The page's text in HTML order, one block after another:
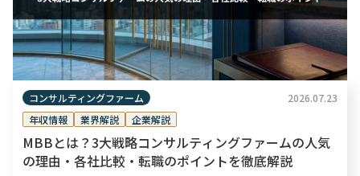
コンサルティングファーム
2026.07.23
年収情報
業界解説 企業解説
MBBとは？3大戦略コンサルティングファームの人気
の理由・各社比較・転職のポイントを徹底解説